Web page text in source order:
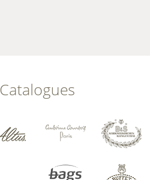
Catalogues